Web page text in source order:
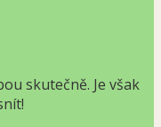
skutečně. Je však